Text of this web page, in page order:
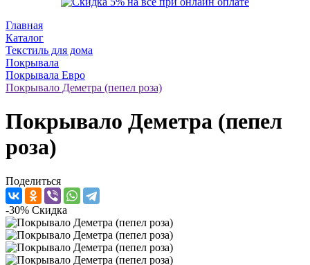
Главная
Каталог
Текстиль для дома
Покрывала
Покрывала Евро
Покрывало Деметра (пепел роза)
Покрывало Деметра (пепел
роза)
Поделиться
-30% Скидка